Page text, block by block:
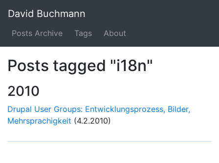
David Buchmann
Posts Archive Tags About
Posts tagged "i18n"
2010
Drupal User Groups: Entwicklungsprozess, Bilder,
Mehrsprachigkeit (4.2.2010)